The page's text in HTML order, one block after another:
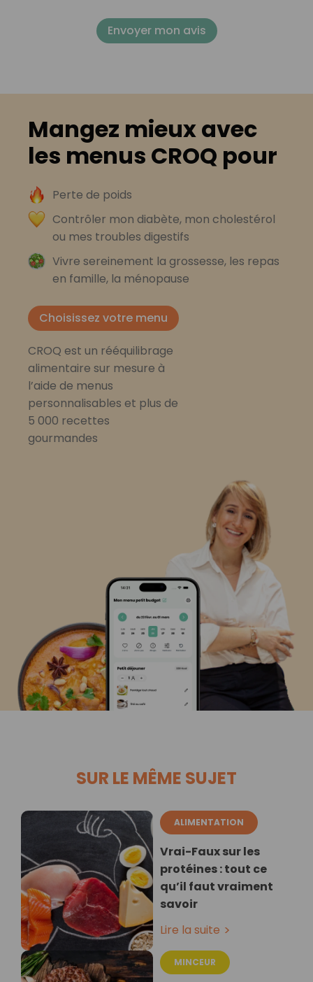
Envoyer mon avis
Mangez mieux avec
les menus CROQ pour
Perte de poids
Contrôler mon diabète, mon cholestérol
ou mes troubles digestifs
Vivre sereinement la grossesse, les repas
en famille, la ménopause
Choisissez votre menu
CROQ est un rééquilibrage
alimentaire sur mesure à
l’aide de menus
personnalisables et plus de
5 000 recettes
gourmandes
SUR LE MÊME SUJET
ALIMENTATION
Vrai-Faux sur les
protéines : tout ce
qu’il faut vraiment
savoir
Lire la suite
MINCEUR